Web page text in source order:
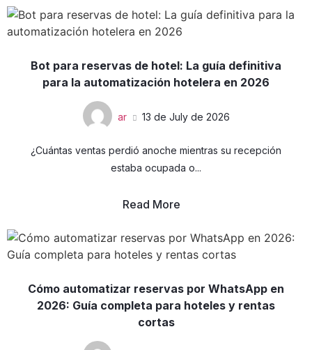
Bot para reservas de hotel: La guía definitiva
para la automatización hotelera en 2026
ar 13 de July de 2026
¿Cuántas ventas perdió anoche mientras su recepción
estaba ocupada o...
Read More
Cómo automatizar reservas por WhatsApp en
2026: Guía completa para hoteles y rentas
cortas